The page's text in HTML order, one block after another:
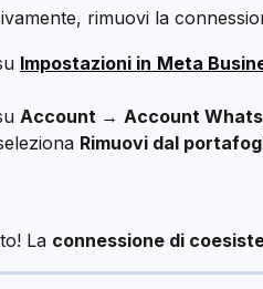
rimuovi la
Impostazioni in Meta
Account → Account
Rimuovi dal
La connessione di